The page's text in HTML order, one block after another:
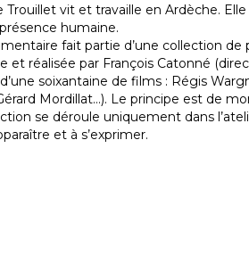
Trouillet vit et travaille en Ardèche.
humaine.
fait partie d’une collection de
et réalisée par François Catonné
soixantaine de films : Régis
Mordillat…). Le principe est de
se déroule uniquement dans
et à s’exprimer.